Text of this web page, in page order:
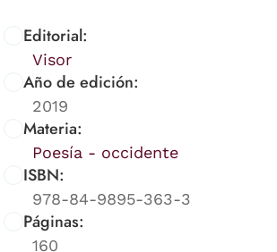
Editorial:
Visor
Año de edición:
2019
Materia:
Poesía - occidente
ISBN:
978-84-9895-363-3
Páginas:
160